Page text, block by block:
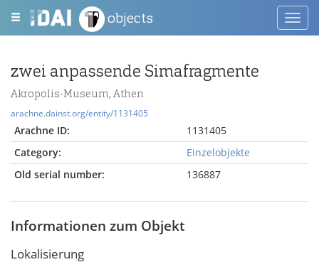
objects
zwei anpassende Simafragmente
Akropolis-Museum, Athen
arachne.dainst.org/entity/1131405
Arachne ID:
1131405
Category:
Einzelobjekte
Old serial number:
136887
Informationen zum Objekt
Lokalisierung